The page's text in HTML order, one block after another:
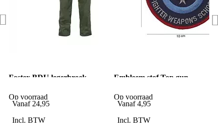
Fostex BDU legerbroek
Op voorraad
Vanaf 24,95
Incl. BTW
Embleem stof Top gun
Op voorraad
Vanaf 4,95
Incl. BTW